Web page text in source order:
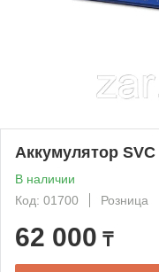
Аккумулятор
В наличии
Код: 01700
Розница
62 000 ₸